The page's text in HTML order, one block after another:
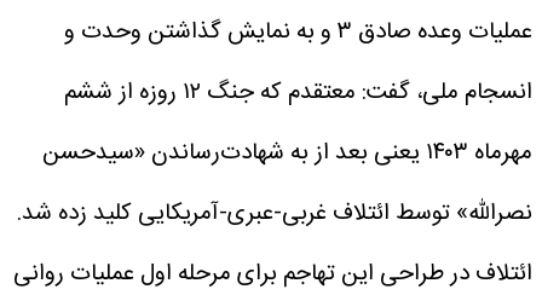
عملیات وعده صادق ۳ و به نمایش گذاشتن وحدت و
انسجام ملی، گفت: معتقدم که جنگ ۱۲ روزه از ششم
مهرماه ۱۴۰۳ یعنی بعد از به شهادت‌رساندن «سیدحسن
نصرالله» توسط ائتلاف غربی-عبری-آمریکایی کلید زده شد.
ائتلاف در طراحی این تهاجم برای مرحله اول عملیات روانی